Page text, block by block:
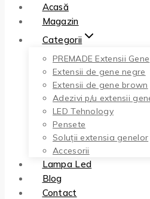
Acasă
Magazin
Categorii
PREMADE Extensii Gene
Extensii de gene negre
Extensii de gene brown
Adezivi p/u extensii
LED Tehnology
Pensete
Soluții extensia genelor
Accesorii
Lampa Led
Blog
Contact